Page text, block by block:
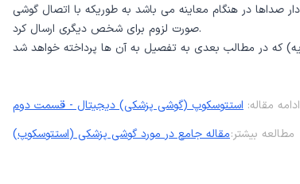
صورت لزوم برای شخص دیگری ارسال کرد.
ادامه مقاله: استتوسکوپ (گوشی پزشکی) دیجیتال - قسمت دوم
مطالعه بیشتر:‌مقاله جامع در مورد گوشی پزشکی (استتوسکوپ)